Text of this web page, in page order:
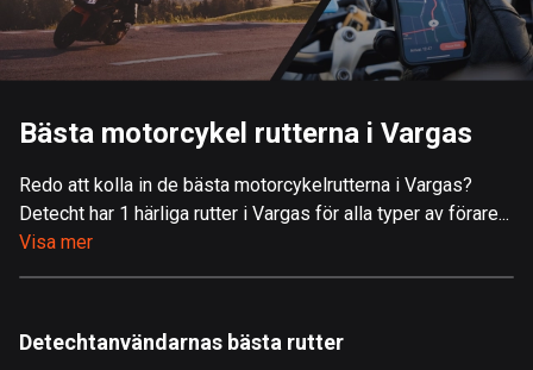
Storbritannien
115408 rutter
9 rutter
517 rutter
Albanien
Bästa motorcykel rutterna i Vargas
Redo att kolla in de bästa motorcykelrutterna i Vargas?
Detecht har 1 härliga rutter i Vargas för alla typer av förare...
Visa mer
Detechtanvändarnas bästa rutter